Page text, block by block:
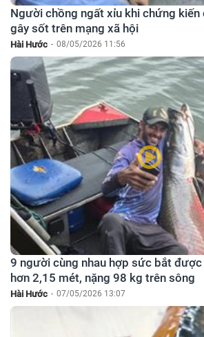
Người chồng ngất xỉu khi chứng kiến
gây sốt trên mạng xã hội
Hài Hước - 08/05/2026 11:56
9 người cùng nhau hợp sức bắt
hơn 2,15 mét, nặng 98 kg trên sông
Hài Hước - 07/05/2026 13:07